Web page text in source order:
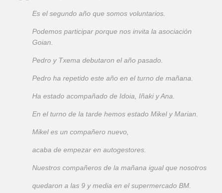
Es el segundo año que somos voluntarios.
Podemos participar porque nos invita la asociación
Goian.
Pedro y Txema debutaron el año pasado.
Pedro ha repetido este año en el turno de mañana.
Ha estado acompañado de Idoia, Iñaki y Ana.
En el turno de la tarde hemos estado Mikel y Marian.
Mikel es un compañero nuevo,
acaba de empezar en autogestores.
Nuestros compañeros de la mañana igual que nosotros
quedaron a las 9 y media en el supermercado BM.